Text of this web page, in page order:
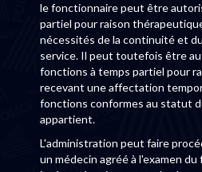
le fonctionnaire peut être
partiel pour raison
nécessités de la continuité et
service. Il peut toutefois être
fonctions à temps partiel pour
recevant une affectation
fonctions conformes au statut
appartient.
L'administration peut faire
un médecin agréé à l'examen